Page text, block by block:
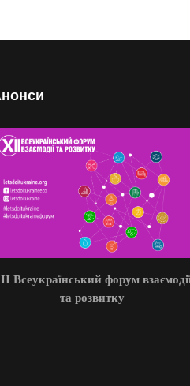
Всеукраїнський форум
та розвитку